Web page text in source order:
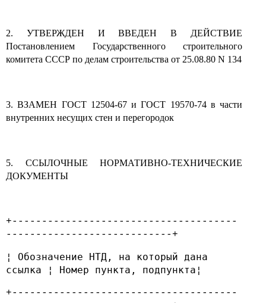
2. УТВЕРЖДЕН И ВВЕДЕН В ДЕЙСТВИЕ
Постановлением Государственного строительного
комитета СССР по делам строительства от 25.08.80 N 134
3. ВЗАМЕН ГОСТ 12504-67 и ГОСТ 19570-74 в части
внутренних несущих стен и перегородок
5. ССЫЛОЧНЫЕ НОРМАТИВНО-ТЕХНИЧЕСКИЕ
ДОКУМЕНТЫ
+--------------------------------------
----------------------------+
¦ Обозначение НТД, на который дана
ссылка ¦ Номер пункта, подпункта¦
+--------------------------------------